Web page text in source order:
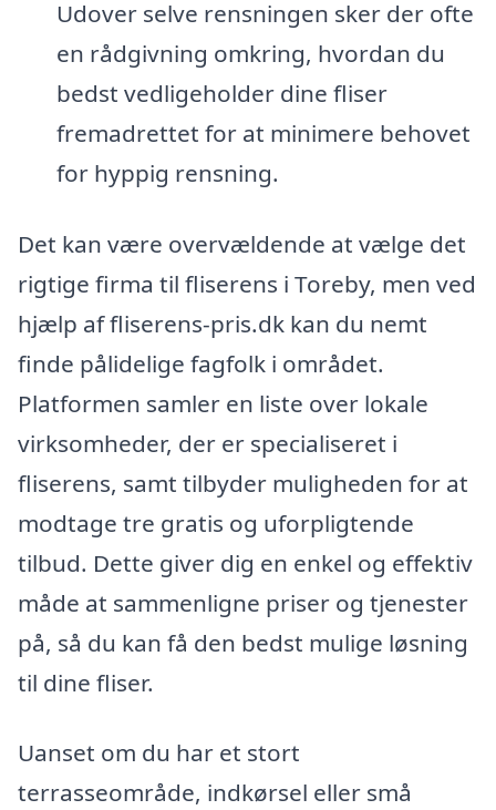
Udover selve rensningen sker der ofte
en rådgivning omkring, hvordan du
bedst vedligeholder dine fliser
fremadrettet for at minimere behovet
for hyppig rensning.
Det kan være overvældende at vælge det
rigtige firma til fliserens i Toreby, men ved
hjælp af fliserens-pris.dk kan du nemt
finde pålidelige fagfolk i området.
Platformen samler en liste over lokale
virksomheder, der er specialiseret i
fliserens, samt tilbyder muligheden for at
modtage tre gratis og uforpligtende
tilbud. Dette giver dig en enkel og effektiv
måde at sammenligne priser og tjenester
på, så du kan få den bedst mulige løsning
til dine fliser.
Uanset om du har et stort
terrasseområde, indkørsel eller små